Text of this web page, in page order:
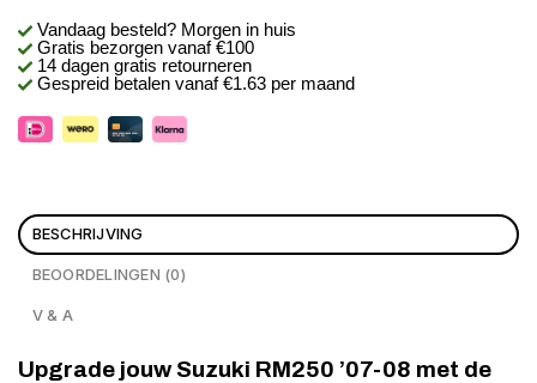
Vandaag besteld? Morgen in huis
Gratis bezorgen vanaf €100
14 dagen gratis retourneren
Gespreid betalen vanaf €1.63 per maand
BESCHRIJVING
BEOORDELINGEN (0)
V & A
Upgrade jouw Suzuki RM250 ’07-08 met de